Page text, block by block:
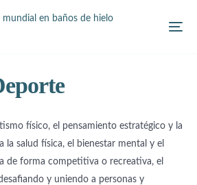
físico, el pensamiento estratégico y la
la salud física, el bienestar mental y el
de forma competitiva o recreativa, el
y uniendo a personas y